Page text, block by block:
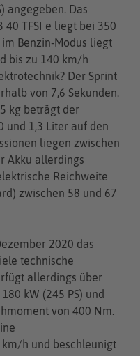
angegeben. Das
40 TFSI e liegt bei 350
Benzin-Modus liegt
bis zu 140 km/h
Der Sprint
von 7,6 Sekunden.
kg beträgt der
und 1,3 Liter auf den
liegen zwischen
Akku allerdings
Reichweite
zwischen 58 und 67
2020 das
technische
allerdings über
kW (245 PS) und
von 400 Nm.
h und beschleunigt